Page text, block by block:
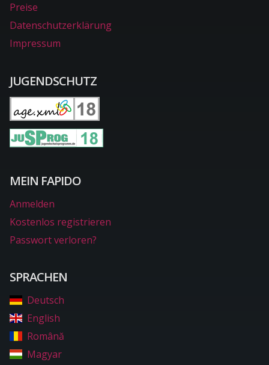
Preise
Datenschutzerklärung
Impressum
JUGENDSCHUTZ
MEIN FAPIDO
Anmelden
Kostenlos registrieren
Passwort verloren?
SPRACHEN
Deutsch
English
Română
Magyar